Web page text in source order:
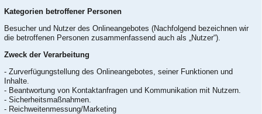
Kategorien betroffener Personen
Besucher und Nutzer des Onlineangebotes (Nachfolgend bezeichnen wir
die betroffenen Personen zusammenfassend auch als „Nutzer“).
Zweck der Verarbeitung
- Zurverfügungstellung des Onlineangebotes, seiner Funktionen und
Inhalte.
- Beantwortung von Kontaktanfragen und Kommunikation mit Nutzern.
- Sicherheitsmaßnahmen.
- Reichweitenmessung/Marketing